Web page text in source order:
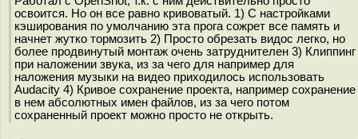
освоится. Но он все равно кривоватый. 1) С настройками
кэширования по умолчанию эта прога сожрет все память и
начнет жутко тормозить 2) Просто обрезать видос легко, но
более продвинутый монтаж очень затруднителен 3) Клиппинг
при наложении звука, из за чего для например для
наложения музыки на видео приходилось использовать
Audacity 4) Кривое сохранение проекта, например сохранение
в нем абсолютных имен файлов, из за чего потом
сохраненный проект можно просто не открыть.